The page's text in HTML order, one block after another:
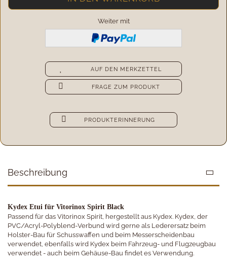
Weiter mit
AUF DEN MERKZETTEL
FRAGE ZUM PRODUKT
PRODUKTERINNERUNG
Beschreibung
Kydex Etui für Vitorinox Spirit Black
Passend für das Vitorinox Spirit, hergestellt aus Kydex. Kydex, der
PVC/Acryl-Polyblend-Verbund wird gerne als Lederersatz beim
Holster-Bau für Schusswaffen und beim Messerscheidenbau
verwendet, ebenfalls wird Kydex beim Fahrzeug- und Flugzeugbau
verwendet - auch beim Gehäuse-Bau findet es Verwendung.